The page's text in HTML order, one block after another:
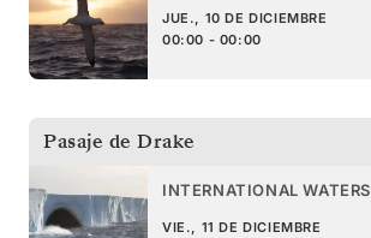
JUE., 10 DE DICIEMBRE
00:00 - 00:00
Pasaje de Drake
INTERNATIONAL WATERS
VIE., 11 DE DICIEMBRE